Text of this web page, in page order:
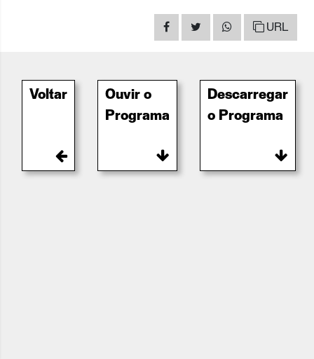
URL
Voltar
Ouvir o
Programa
Descarregar
o Programa